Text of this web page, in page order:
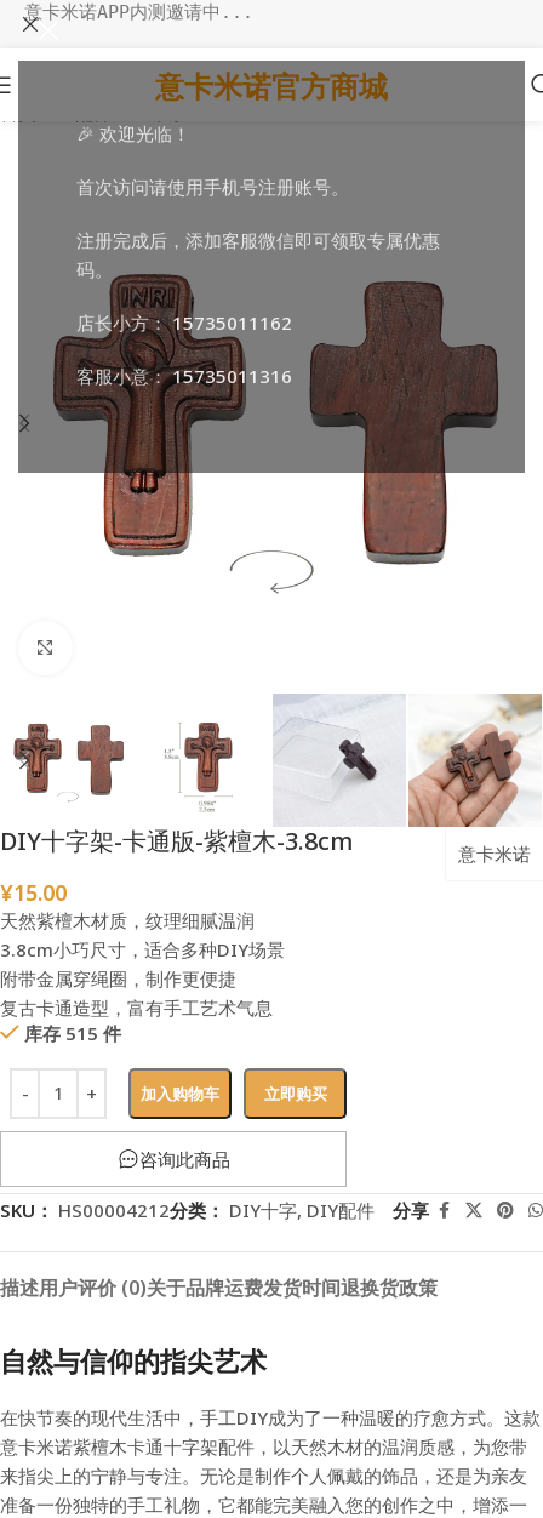
🎉 欢迎光临！
首次访问请使用手机号注册账号。
注册完成后，添加客服微信即可领取专属优惠
码。
店长小方：15735011162
客服小意：15735011316
意卡米诺APP内测邀请中...
意卡米诺官方商城
DIY十字架-卡通版-紫檀木-3.8cm 意卡米诺
¥15.00
天然紫檀木材质，纹理细腻温润
3.8cm小巧尺寸，适合多种DIY场景
附带金属穿绳圈，制作更便捷
复古卡通造型，富有手工艺术气息
库存 515 件
加入购物车 立即购买
咨询此商品
SKU： HS00004212分类： DIY十字, DIY配件 分享
描述用户评价 (0)关于品牌运费发货时间退换货政策
自然与信仰的指尖艺术
在快节奏的现代生活中，手工DIY成为了一种温暖的疗愈方式。这款
意卡米诺紫檀木卡通十字架配件，以天然木材的温润质感，为您带
来指尖上的宁静与专注。无论是制作个人佩戴的饰品，还是为亲友
准备一份独特的手工礼物，它都能完美融入您的创作之中，增添一